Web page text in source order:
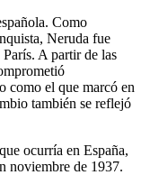
Como
Neruda fue
A partir de las
como el que marcó en
también se reflejó
ocurría en España,
noviembre de 1937.